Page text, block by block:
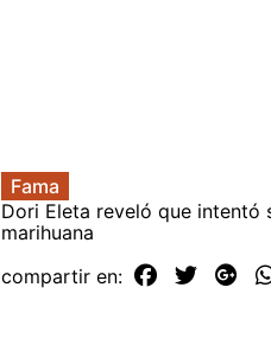
Fama
Dori Eleta reveló que intentó
marihuana
compartir en: